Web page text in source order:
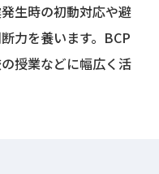
生時の初動対応や避
力を養います。BCP
授業などに幅広く活